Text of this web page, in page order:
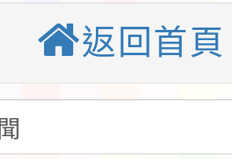
一案
園市補助參觀特色
動實施計畫」
校安中心白海豚
領人才培育課程
返回首頁